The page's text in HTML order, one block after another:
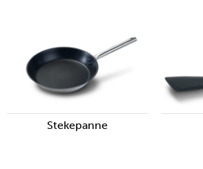
Stekepanne